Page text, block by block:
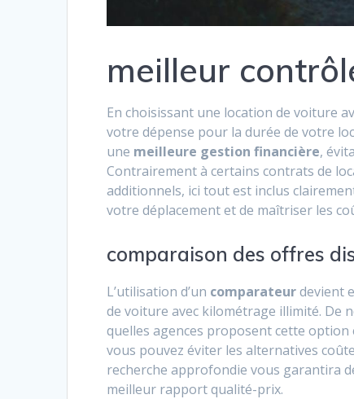
meilleur
En choisissant une location de voiture
votre dépense pour la durée de votre
une meilleure gestion financière,
Contrairement à certains contrats de
additionnels, ici tout est inclus
votre déplacement et de maîtriser les
comparaison des offres
L’utilisation d’un comparateurdevient
de voiture avec kilométrage illimité. De
quelles agences proposent cette
vous pouvez éviter les alternatives
recherche approfondie vous garantira
meilleur rapport qualité-prix.